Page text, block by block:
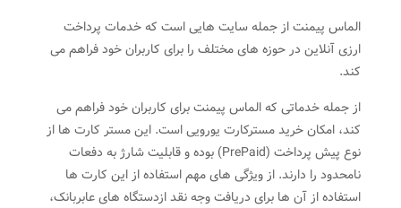
الماس پیمنت از جمله سایت هایی است که خدمات پرداخت
ارزی آنلاین در حوزه های مختلف را برای کاربران خود فراهم می
کند.
از جمله خدماتی که الماس پیمنت برای کاربران خود فراهم می
کند، امکان خرید مسترکارت یورویی است. این مستر کارت ها از
نوع پیش پرداخت (PrePaid) بوده و قابلیت شارژ به دفعات
نامحدود را دارند. از ویژگی های مهم استفاده از این کارت ها
استفاده از آن ها برای دریافت وجه نقد ازدستگاه های عابربانک،